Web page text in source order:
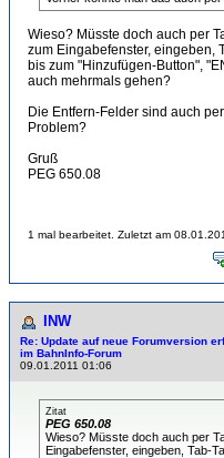
Wieso? Müsste doch auch per
zum Eingabefenster, eingeben,
bis zum "Hinzufügen-Button",
auch mehrmals gehen?
Die Entfern-Felder sind auch
Problem?
Gruß
PEG 650.08
1 mal bearbeitet. Zuletzt am
INW
Re: Update auf neue Forumversion
im BahnInfo-Forum
09.01.2011 01:06
Zitat
PEG 650.08
Wieso? Müsste doch auch per
Eingabefenster, eingeben, Tab-